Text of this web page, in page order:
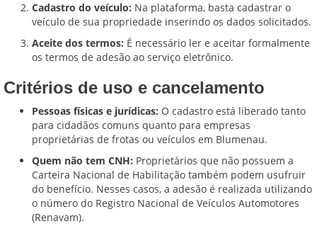
Cadastro do veículo: Na plataforma, basta cadastrar o
veículo de sua propriedade inserindo os dados solicitados.
Aceite dos termos: É necessário ler e aceitar formalmente
os termos de adesão ao serviço eletrônico.
Critérios de uso e cancelamento
Pessoas físicas e jurídicas: O cadastro está liberado tanto
para cidadãos comuns quanto para empresas
proprietárias de frotas ou veículos em Blumenau.
Quem não tem CNH: Proprietários que não possuem a
Carteira Nacional de Habilitação também podem usufruir
do benefício. Nesses casos, a adesão é realizada utilizando
o número do Registro Nacional de Veículos Automotores
(Renavam).